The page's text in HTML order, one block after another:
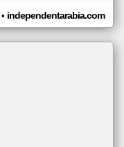
• independentarabia.com